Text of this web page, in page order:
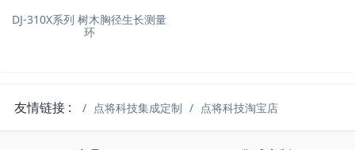
DJ-310X系列 树木胸径生长测量
环
友情链接 : 点将科技集成定制 点将科技淘宝店